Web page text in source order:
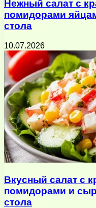
Нежный салат с
помидорами
стола
10.07.2026
Вкусный салат с
помидорами и
стола